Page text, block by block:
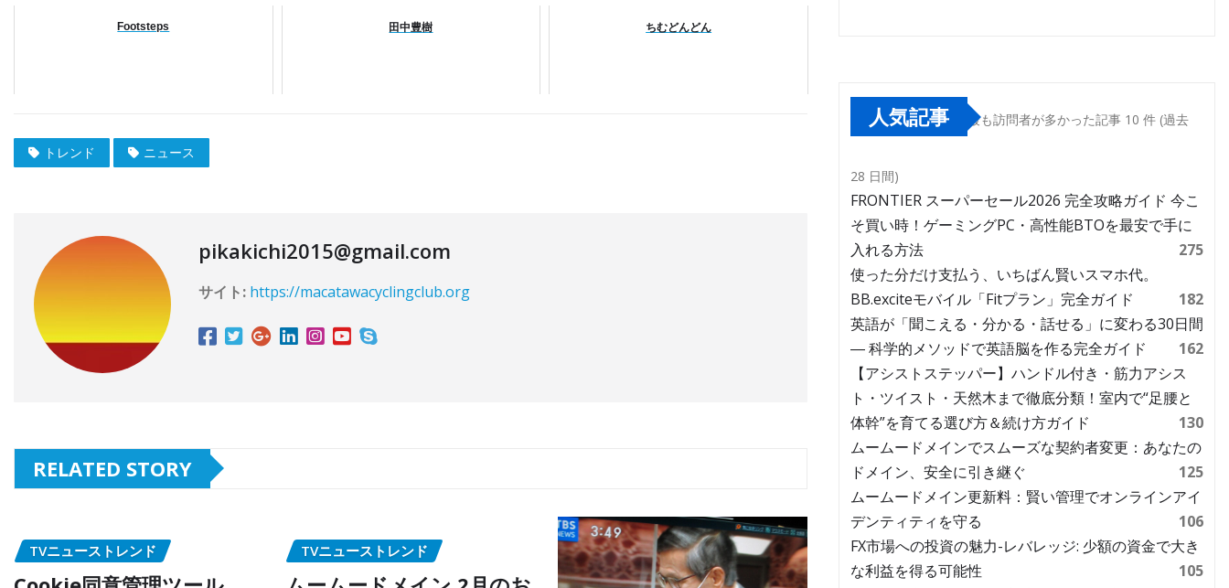
Footsteps 田中豊樹 ちむどんどん
トレンド ニュース
pikakichi2015@gmail.com
サイト: https://macatawacyclingclub.org
RELATED STORY
TVニューストレンド TVニューストレンド
人気記事 最も訪問者が多かった記事 10 件 (過去
28 日間)
FRONTIER スーパーセール2026 完全攻略ガイド 今こ
そ買い時！ゲーミングPC・高性能BTOを最安で手に
入れる方法
275
使った分だけ支払う、いちばん賢いスマホ代。
BB.exciteモバイル「Fitプラン」完全ガイド
182
英語が「聞こえる・分かる・話せる」に変わる30日間
― 科学的メソッドで英語脳を作る完全ガイド
162
【アシストステッパー】ハンドル付き・筋力アシス
ト・ツイスト・天然木まで徹底分類！室内で“足腰と
体幹”を育てる選び方＆続け方ガイド
130
ムームードメインでスムーズな契約者変更：あなたの
ドメイン、安全に引き継ぐ
125
ムームードメイン更新料：賢い管理でオンラインアイ
デンティティを守る
106
FX市場への投資の魅力-レバレッジ: 少額の資金で大き
な利益を得る可能性
105